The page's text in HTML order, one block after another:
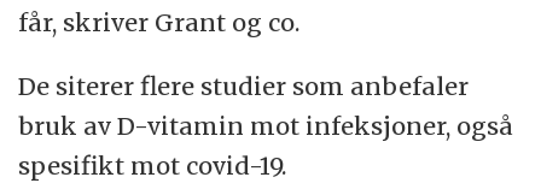
får, skriver Grant og co.
De siterer flere studier som anbefaler
bruk av D-vitamin mot infeksjoner, også
spesifikt mot covid-19.